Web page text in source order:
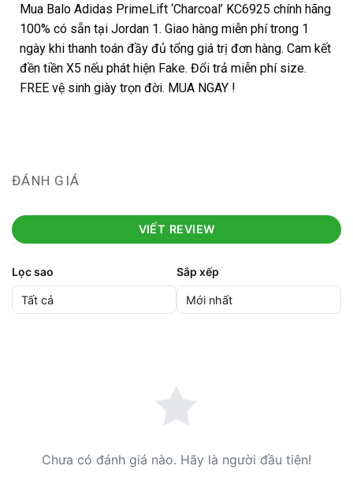
Mua Balo Adidas PrimeLift ‘Charcoal’ KC6925 chính hãng
100% có sẵn tại Jordan 1. Giao hàng miễn phí trong 1
ngày khi thanh toán đầy đủ tổng giá trị đơn hàng. Cam kết
đền tiền X5 nếu phát hiện Fake. Đổi trả miễn phí size.
FREE vệ sinh giày trọn đời. MUA NGAY !
ĐÁNH GIÁ
VIẾT REVIEW
Lọc sao Sắp xếp
Chưa có đánh giá nào. Hãy là người đầu tiên!